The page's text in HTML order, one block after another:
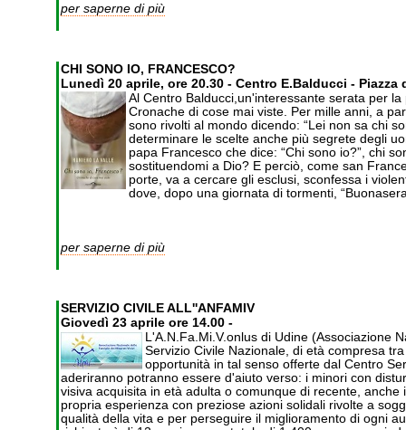
per saperne di più
CHI SONO IO, FRANCESCO?
Lunedì 20 aprile, ore 20.30 - Centro E.Balducci -
Al Centro Balducci,un'interessante serata per
Cronache di cose mai viste. Per mille anni, a
sono rivolti al mondo dicendo: “Lei non sa chi
determinare le scelte anche più segrete degli
papa Francesco che dice: “Chi sono io?”, chi
sostituendomi a Dio? E perciò, come san
porte, va a cercare gli esclusi, sconfessa i
dove, dopo una giornata di tormenti,
per saperne di più
SERVIZIO CIVILE ALL''ANFAMIV
Giovedì 23 aprile ore 14.00 -
L'A.N.Fa.Mi.V.onlus di Udine (Associazione
Servizio Civile Nazionale, di età compresa
opportunità in tal senso offerte dal Centro
aderiranno potranno essere d'aiuto verso: i minori con
visiva acquisita in età adulta o comunque di recente,
propria esperienza con preziose azioni solidali rivolte a
qualità della vita e per perseguire il miglioramento di ogni